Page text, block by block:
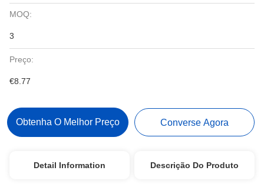
MOQ:
3
Preço:
€8.77
Obtenha O Melhor Preço Converse Agora
Detail Information Descrição Do Produto